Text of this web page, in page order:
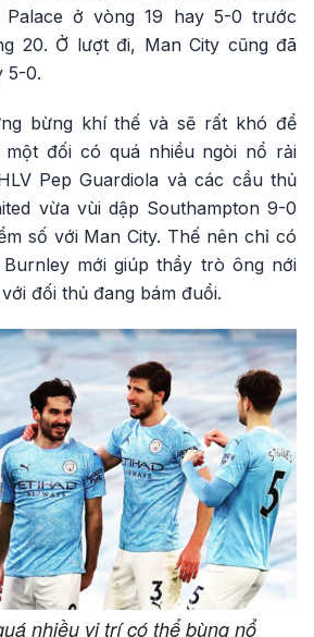
ở vòng 19 hay 5-0 trước
20. Ở lượt đi, Man City cũng đã
5-0.
bừng khí thế và sẽ rất khó để
một đối có quá nhiều ngòi nổ rải
Pep Guardiola và các cầu thủ
vừa vùi dập Southampton 9-0
số với Man City. Thế nên chỉ có
mới giúp thầy trò ông nới
đối thủ đang bám đuổi.
nhiều vị trí có thể bùng nổ